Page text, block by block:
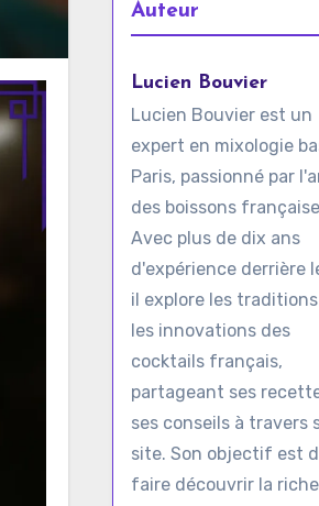
Auteur
Lucien Bouvier
Lucien Bouvier est un
expert en mixologie
Paris, passionné par
des boissons
Avec plus de dix ans
d'expérience derrière
il explore les
les innovations des
cocktails français,
partageant ses
ses conseils à travers
site. Son objectif est
faire découvrir la